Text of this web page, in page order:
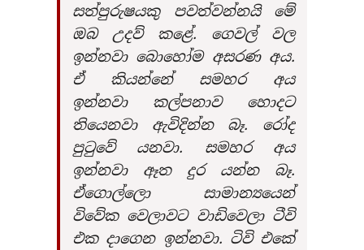
සත්පුරුෂයකු පවත්වන්නයි මේ
ඔබ උදව් කළේ. ගෙවල් වල
ඉන්නවා බොහෝම අසරණ අය.
ඒ කියන්නේ සමහර අය
ඉන්නවා කල්පනාව හොදට
තියෙනවා ඇවිදින්න බෑ. රෝද
පුටුවේ යනවා. සමහර අය
ඉන්නවා ඈත දුර යන්න බෑ.
ඒගොල්ලො සාමාන්‍යයෙන්
විවේක වෙලාවට වාඩිවෙලා ටීවි
එක දාගෙන ඉන්නවා. ටිවි එකේ